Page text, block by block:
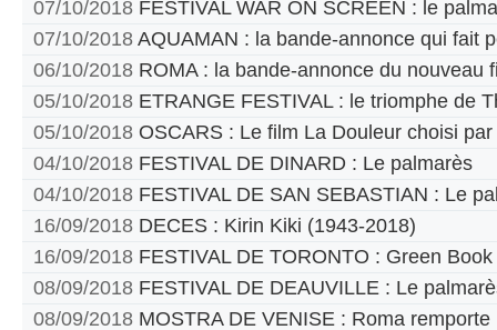
07/10/2018 FESTIVAL WAR ON SCREEN : le
07/10/2018 AQUAMAN : la bande-annonce qui fait
06/10/2018 ROMA : la bande-annonce du nouveau
05/10/2018 ETRANGE FESTIVAL : le triomphe de
05/10/2018 OSCARS : Le film La Douleur choisi
04/10/2018 FESTIVAL DE DINARD : Le palmarès
04/10/2018 FESTIVAL DE SAN SEBASTIAN : Le
16/09/2018 DECES : Kirin Kiki (1943-2018)
16/09/2018 FESTIVAL DE TORONTO : Green
08/09/2018 FESTIVAL DE DEAUVILLE : Le
08/09/2018 MOSTRA DE VENISE : Roma remporte